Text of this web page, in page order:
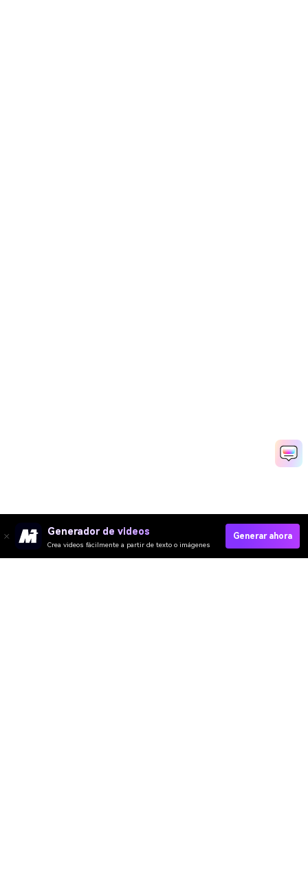
Generador de videos
Crea videos fácilmente a partir de texto o imágenes
Generar ahora